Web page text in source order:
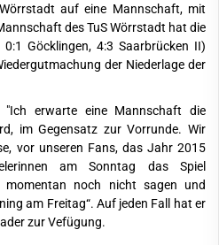
auf eine Mannschaft, mit
des TuS Wörrstadt hat die
0:1 Göcklingen, 4:3 Saarbrücken II)
der Niederlage der
"Ich erwarte eine Mannschaft die
im Gegensatz zur Vorrunde. Wir
vor unseren Fans, das Jahr 2015
am Sonntag das Spiel
momentan noch nicht sagen und
am Freitag“. Auf jeden Fall hat er
zur Vefügung.